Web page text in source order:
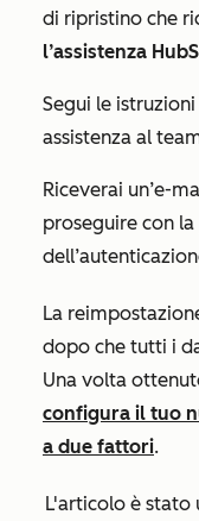
di ripristino che
l’assistenza
Segui le
assistenza al
Riceverai un’e-
proseguire con
La
dopo che tutti i
Una volta
configura il tuo
a due fattori.
L'articolo è stato